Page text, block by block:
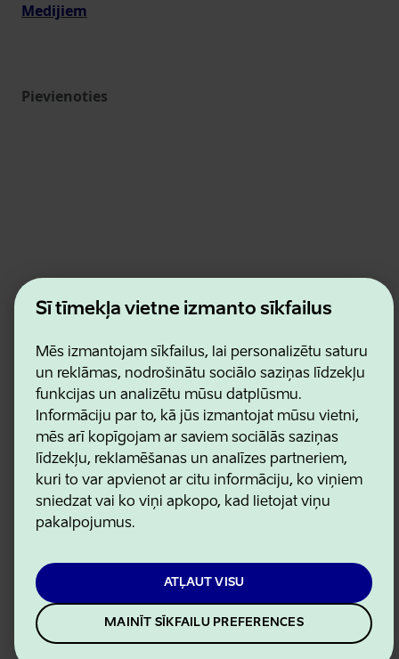
Šī tīmekļa vietne izmanto sīkfailus
Mēs izmantojam sīkfailus, lai personalizētu saturu
un reklāmas, nodrošinātu sociālo saziņas līdzekļu
funkcijas un analizētu mūsu datplūsmu.
Informāciju par to, kā jūs izmantojat mūsu vietni,
mēs arī kopīgojam ar saviem sociālās saziņas
līdzekļu, reklamēšanas un analīzes partneriem,
kuri to var apvienot ar citu informāciju, ko viņiem
sniedzat vai ko viņi apkopo, kad lietojat viņu
pakalpojumus.
ATĻAUT VISU
MAINĪT SĪKFAILU PREFERENCES
Medijiem
Pievienoties
Estonian Business and Innovation Agency
Kontakti
Lietošanas noteikumi
Sīkdatņu un konfidencialitātes politika